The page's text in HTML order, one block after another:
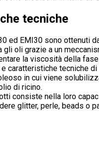
tecniche
ed EMI30 sono ottenuti
oli grazie a un
la viscosità della
caratteristiche tecniche
in cui viene
di ricino.
consiste nella loro
glitter, perle, beads o